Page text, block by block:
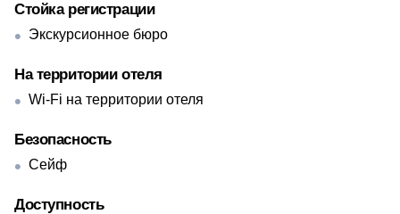
Стойка регистрации
Экскурсионное бюро
На территории отеля
Wi-Fi на территории отеля
Безопасность
Сейф
Доступность